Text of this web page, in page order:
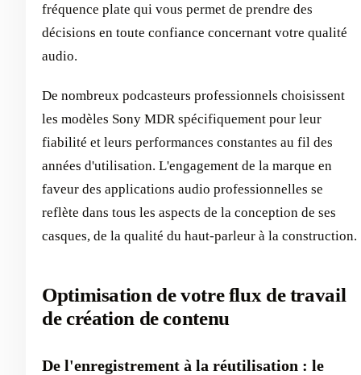
fréquence plate qui vous permet de prendre des
décisions en toute confiance concernant votre qualité
audio.
De nombreux podcasteurs professionnels choisissent
les modèles Sony MDR spécifiquement pour leur
fiabilité et leurs performances constantes au fil des
années d'utilisation. L'engagement de la marque en
faveur des applications audio professionnelles se
reflète dans tous les aspects de la conception de ses
casques, de la qualité du haut-parleur à la construction.
Optimisation de votre flux de travail
de création de contenu
De l'enregistrement à la réutilisation : le